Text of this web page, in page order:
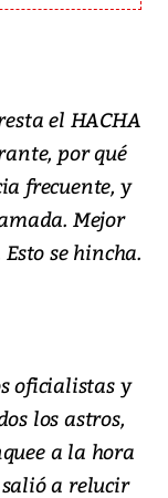
el HACHA
por qué
frecuente, y
Mejor
se hincha.
oficialistas y
los astros,
a la hora
a relucir